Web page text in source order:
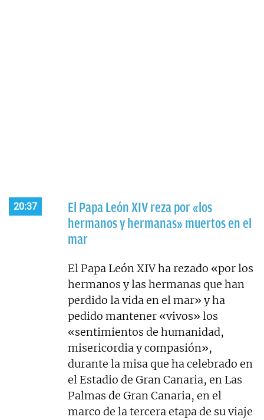
20:37
El Papa León XIV reza por «los
hermanos y hermanas» muertos en el
mar
El Papa León XIV ha rezado «por los
hermanos y las hermanas que han
perdido la vida en el mar» y ha
pedido mantener «vivos» los
«sentimientos de humanidad,
misericordia y compasión»,
durante la misa que ha celebrado en
el Estadio de Gran Canaria, en Las
Palmas de Gran Canaria, en el
marco de la tercera etapa de su viaje